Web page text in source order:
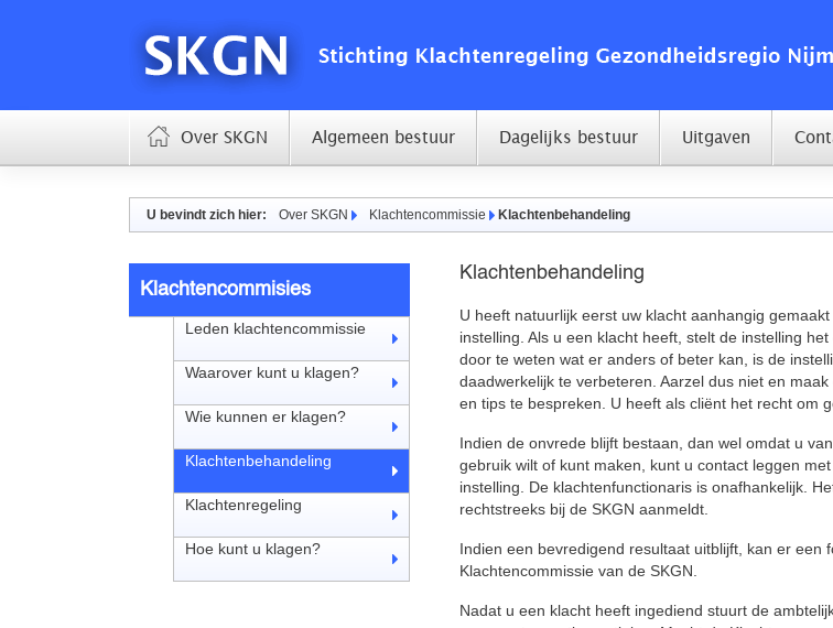
Over SKGN Algemeen bestuur Dagelijks bestuur Uitgaven
U bevindt zich hier: Over SKGN Klachtencommissie Klachtenbehandeling
Klachtencommisies
Leden klachtencommissie
Waarover kunt u klagen?
Wie kunnen er klagen?
Klachtenbehandeling
Klachtenregeling
Hoe kunt u klagen?
Klachtenbehandeling
U heeft natuurlijk eerst uw klacht aanhangig
instelling. Als u een klacht heeft, stelt de instelling
door te weten wat er anders of beter kan, is de
daadwerkelijk te verbeteren. Aarzel dus niet en
en tips te bespreken. U heeft als cliënt het recht om
Indien de onvrede blijft bestaan, dan wel omdat u
gebruik wilt of kunt maken, kunt u contact leggen
instelling. De klachtenfunctionaris is onafhankelijk.
rechtstreeks bij de SKGN aanmeldt.
Indien een bevredigend resultaat uitblijft, kan er een
Klachtencommissie van de SKGN.
Nadat u een klacht heeft ingediend stuurt de